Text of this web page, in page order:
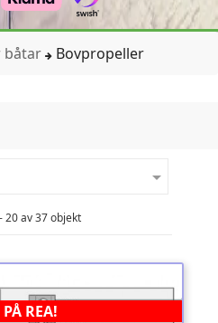
båtar Bovpropeller

20 av 37 objekt
PÅ REA!